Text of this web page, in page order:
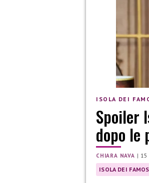
ISOLA DEI
Spoiler
dopo le
CHIARA NAVA | 15
ISOLA DEI